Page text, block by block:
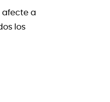
afecte a
los